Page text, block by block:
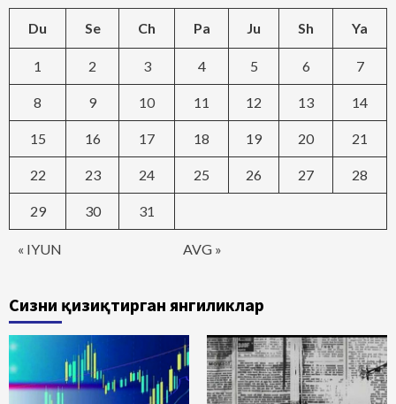
Du Se Ch Pa Ju Sh Ya
« IYUN AVG »
1 2 3 4 5 6 7
8 9 10 11 12 13 14
15 16 17 18 19 20 21
22 23 24 25 26 27 28
29 30 31
Сизни қизиқтирган янгиликлар